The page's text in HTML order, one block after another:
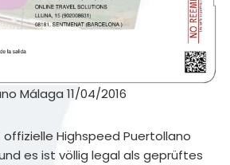
Málaga 11/04/2016
Highspeed Puertollano
es ist völlig legal als geprüftes